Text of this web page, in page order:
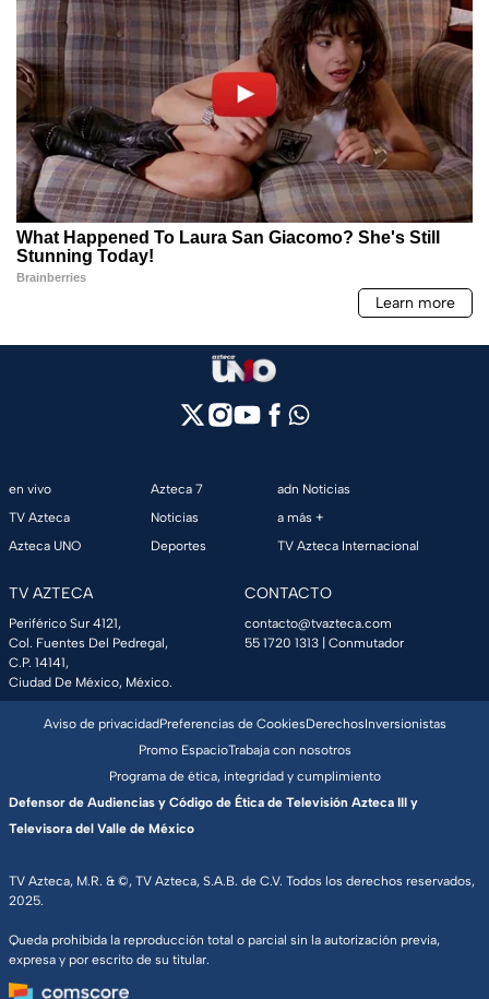
en vivo
TV Azteca
Azteca UNO
Azteca 7
Noticias
Deportes
adn Noticias
a más +
TV Azteca Internacional
TV AZTECA
Periférico Sur 4121,
Col. Fuentes Del Pedregal,
C.P. 14141,
Ciudad De México, México.
CONTACTO
contacto@tvazteca.com
55 1720 1313 | Conmutador
TV Azteca, M.R. & ©, TV Azteca, S.A.B. de C.V. Todos los derechos reservados,
2025.
Queda prohibida la reproducción total o parcial sin la autorización previa,
expresa y por escrito de su titular.
Aviso de privacidadPreferencias de CookiesDerechosInversionistas
Promo EspacioTrabaja con nosotros
Programa de ética, integridad y cumplimiento
Defensor de Audiencias y Código de Ética de Televisión Azteca III y
Televisora del Valle de México